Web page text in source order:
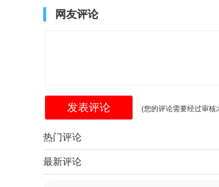
网友评论
(您的评论需要经过审核
热门评论
最新评论